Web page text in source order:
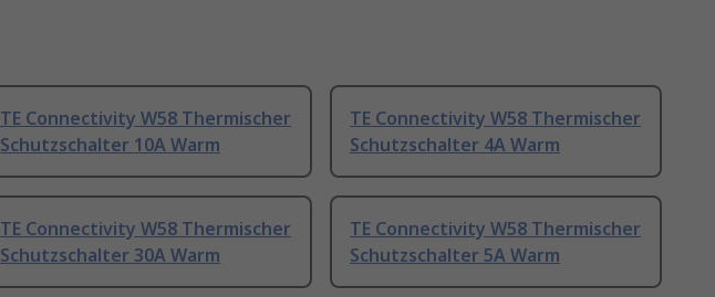
TE Connectivity W58 Thermischer
Schutzschalter 10A Warm
TE Connectivity W58 Thermischer
Schutzschalter 4A Warm
TE Connectivity W58 Thermischer
Schutzschalter 30A Warm
TE Connectivity W58 Thermischer
Schutzschalter 5A Warm